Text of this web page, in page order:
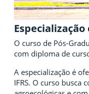
O curso de Pós-
com diploma de
A especialização é
IFRS. O curso